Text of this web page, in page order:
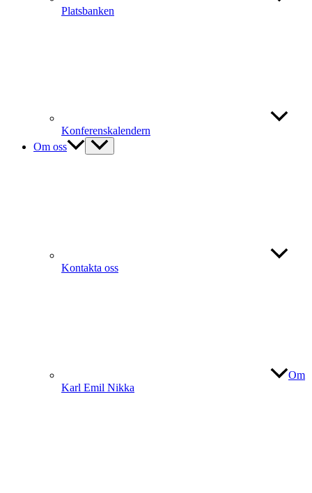
Platsbanken
Konferenskalendern
Om oss
Kontakta oss
Om
Karl Emil Nikka